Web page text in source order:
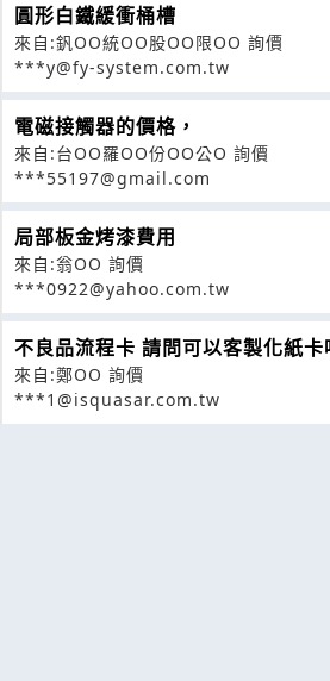
圓形白鐵緩衝桶槽
來自:釩OO統OO股OO限OO 詢價
***y@fy-system.com.tw
電磁接觸器的價格，
來自:台OO羅OO份OO公O 詢價
***55197@gmail.com
局部板金烤漆費用
來自:翁OO 詢價
***0922@yahoo.com.tw
不良品流程卡 請問可以客製化紙卡
來自:鄭OO 詢價
***1@isquasar.com.tw